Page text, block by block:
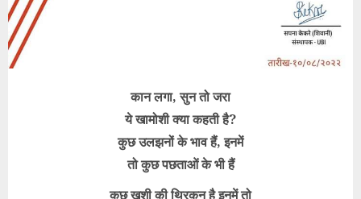
कान लगा, सुन तो जरा
ये खामोशी क्या कहती है?
कुछ उलझनों के भाव हैं, इनमें
तो कुछ पछताओं के भी हैं
कुछ खुशी की थिरकन है इनमें तो